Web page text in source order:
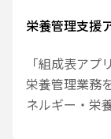
栄養管理支援
「組成表ア
栄養管理業務
ネルギー・栄